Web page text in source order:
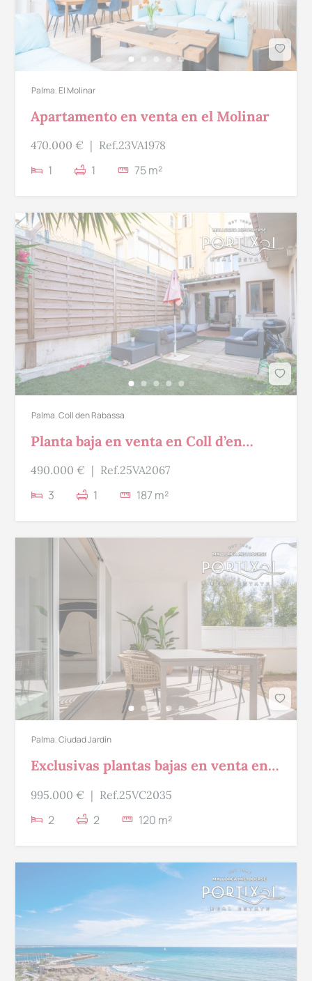
Palma, El Molinar
Apartamento en venta en el Molinar
470.000 € | Ref.23VA1978
1 1 75 m²
Palma,Coll den Rabassa
Planta baja en venta en Coll d’en
Rabassa
490.000 € | Ref.25VA2067
3 1 187 m²
Palma,Ciudad Jardín
Exclusivas plantas bajas en venta en
Ciudad Jardín
995.000 € | Ref.25VC2035
2 2 120 m²